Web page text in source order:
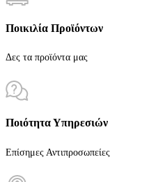
Ποικιλία Προϊόντων
Δες τα προϊόντα μας
Ποιότητα Υπηρεσιών
Επίσημες Αντιπροσωπείες